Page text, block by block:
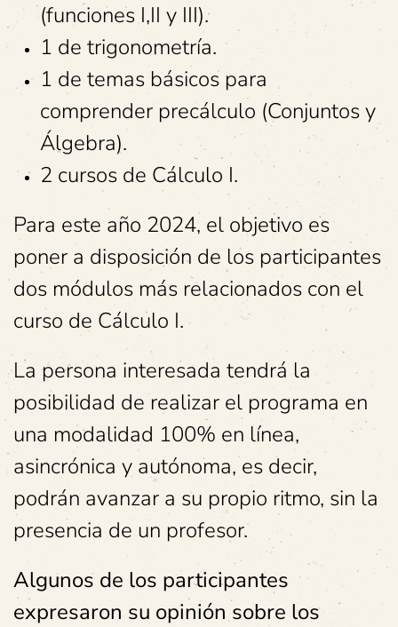
(funciones I,II y III).
1 de trigonometría.
1 de temas básicos para
comprender precálculo (Conjuntos y
Álgebra).
2 cursos de Cálculo I.
Para este año 2024, el objetivo es
poner a disposición de los participantes
dos módulos más relacionados con el
curso de Cálculo I.
La persona interesada tendrá la
posibilidad de realizar el programa en
una modalidad 100% en línea,
asincrónica y autónoma, es decir,
podrán avanzar a su propio ritmo, sin la
presencia de un profesor.
Algunos de los participantes
expresaron su opinión sobre los